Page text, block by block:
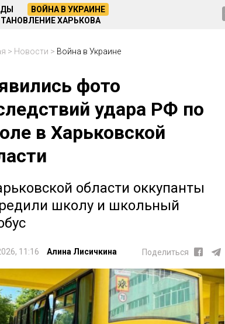
ВОЙНА В УКРАИНЕ
ХАРЬКОВА
> Новости > Война в Украине
фото
удара РФ по
в Харьковской
области оккупанты
школу и школьный
11:16 Алина Лисичкина Поделиться